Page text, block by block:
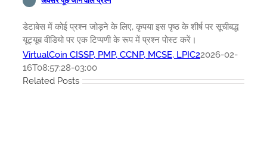
डेटाबेस में कोई प्रश्न जोड़ने के लिए, कृपया इस पृष्ठ के शीर्ष पर सूचीबद्ध
यूट्यूब वीडियो पर एक टिप्पणी के रूप में प्रश्न पोस्ट करें।
VirtualCoin CISSP, PMP, CCNP, MCSE, LPIC22026-02-
16T08:57:28-03:00
Related Posts